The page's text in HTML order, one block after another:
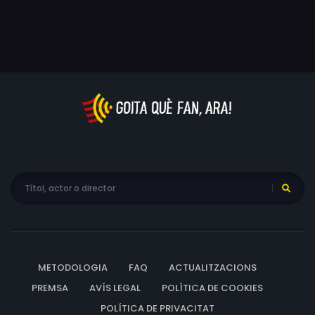
Ricci, Silvio Rocco, Toti Rubino, Salvatore Terruso,
Gianfranco Zora, Giovanni Quartararo, Giuseppe Lo
METODOLOGIA FAQ
ACTUALITZACIONS
PREMSA
AVÍS LEGAL
POLÍTICA DE COOKIES
POLÍTICA DE PRIVACITAT